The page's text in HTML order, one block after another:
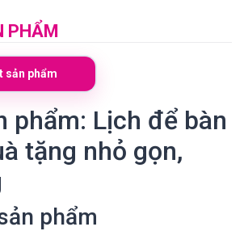
PHẨM
sản phẩm
phẩm: Lịch để bàn
tặng nhỏ gọn,
phẩm